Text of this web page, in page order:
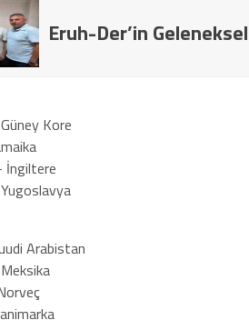
Eruh-Der’in
Kore
İngiltere
Arabistan